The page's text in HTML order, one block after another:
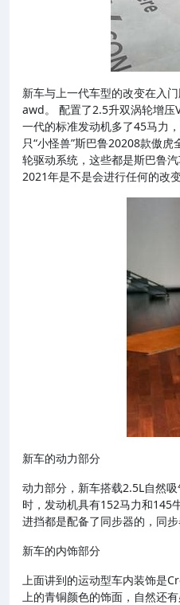
新车与上一代车型的改变在入
awd。 配置了2.5升双涡轮增压
一代的标准发动机多了45马力
只“小怪兽”斯巴鲁20208款傲
轮驱动系统，这些都是斯巴鲁
2021年是不是会进行任何的改变
新车的动力部分
动力部分，新车搭载2.5L自然
时，发动机具有152马力和145
进挡都是配备了同步器的，同
新车的内饰部分
上面讲到的运动型车内装饰是
上的青铜颜色的饰面，自然还